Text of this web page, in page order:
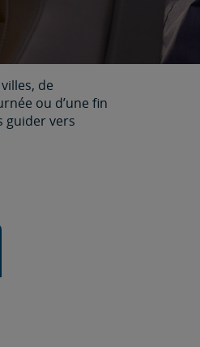
de
ou d’une fin
guider vers